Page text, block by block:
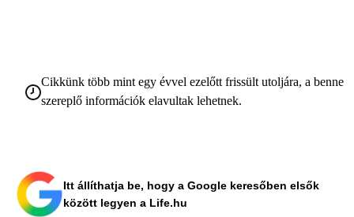
Cikkünk több mint egy évvel ezelőtt frissült utoljára, a benne
szereplő információk elavultak lehetnek.
Itt állíthatja be, hogy a Google keresőben elsők
között legyen a Life.hu